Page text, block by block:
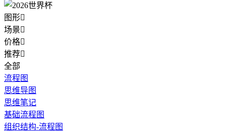
图形
场景
价格
推荐
全部
流程图
思维导图
思维笔记
基础流程图
组织结构-流程图